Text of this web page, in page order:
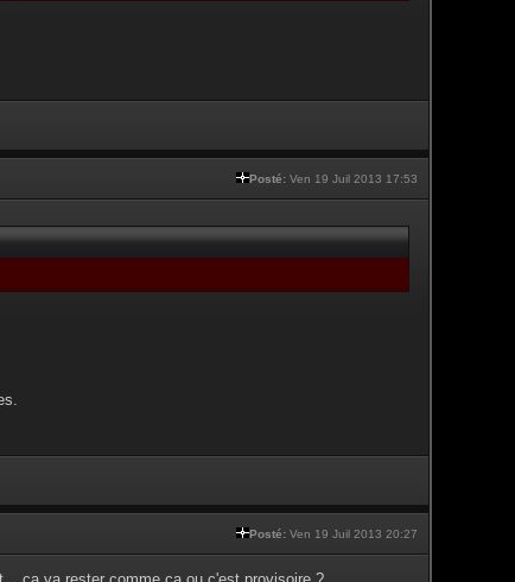
Posté: Ven 19 Juil 2013 17:53
Posté: Ven 19 Juil 2013 20:27